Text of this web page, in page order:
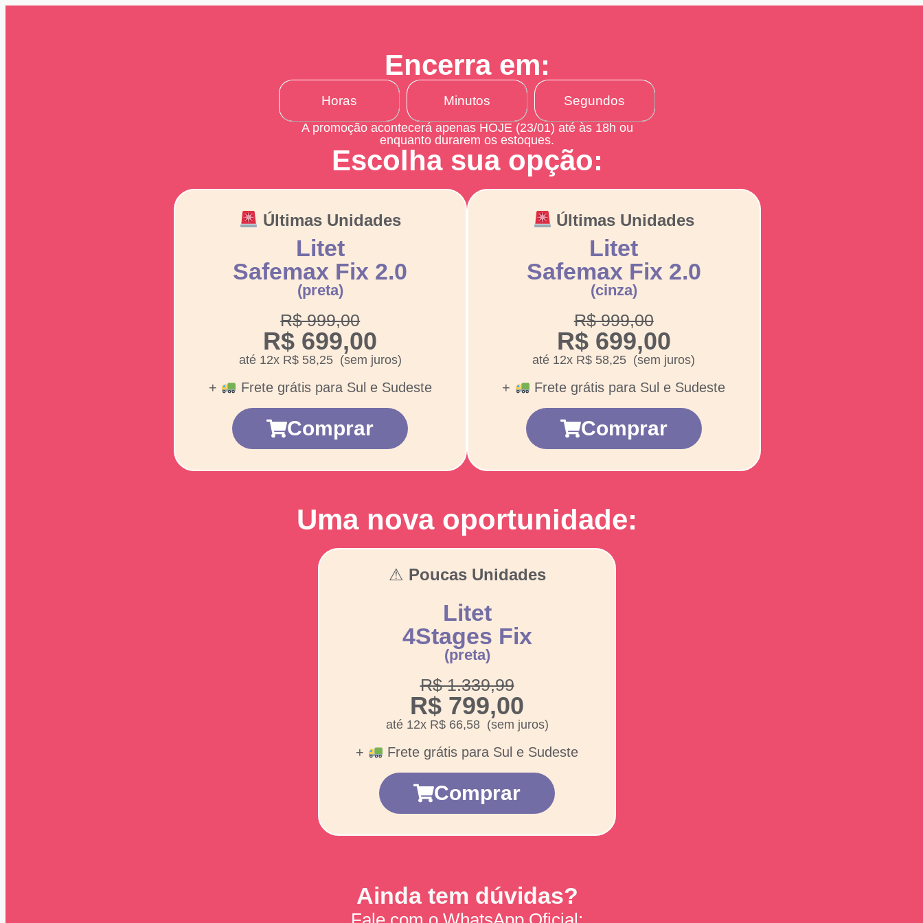
Encerra em:
Horas Minutos Segundos
A promoção acontecerá apenas HOJE (23/01) até às 18h ou
enquanto durarem os estoques.
Escolha sua opção:
Últimas Unidades
Litet
Safemax Fix 2.0
(preta)
R$ 999,00
R$ 699,00
até 12x R$ 58,25 (sem juros)
+ Frete grátis para Sul e Sudeste
Comprar
Últimas Unidades
Litet
Safemax Fix 2.0
(cinza)
R$ 999,00
R$ 699,00
até 12x R$ 58,25 (sem juros)
+ Frete grátis para Sul e Sudeste
Comprar
Uma nova oportunidade:
⚠ Poucas Unidades
Litet
4Stages Fix
(preta)
R$ 1.339,99
R$ 799,00
até 12x R$ 66,58 (sem juros)
+ Frete grátis para Sul e Sudeste
Comprar
Ainda tem dúvidas?